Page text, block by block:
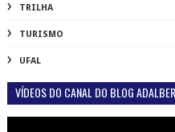
TRILHA
TURISMO
UFAL
VÍDEOS DO CANAL DO BLOG